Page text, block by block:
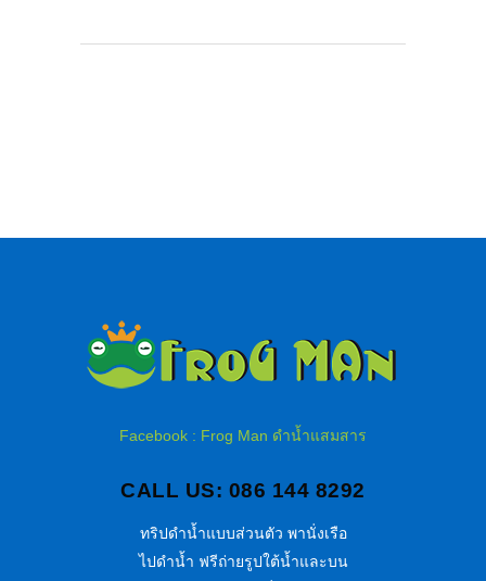
Facebook : Frog Man ดำน้ำแสมสาร
CALL US: 086 144 8292
ทริปดำน้ำแบบส่วนตัว พานั่งเรือ
ไปดำน้ำ ฟรีถ่ายรูปใต้น้ำและบน